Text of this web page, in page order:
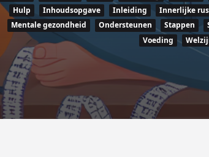
Hulp
Inhoudsopgave Inleiding Innerlijke
Mentale gezondheid
Ondersteunen Stappen
Voeding